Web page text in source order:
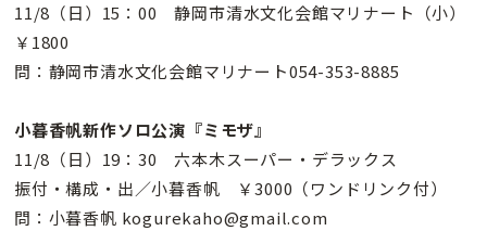
11/8（日）15：00 静岡市清水文化会館マリナート（小）
￥1800
問：静岡市清水文化会館マリナート054-353-8885
小暮香帆新作ソロ公演『ミモザ』
11/8（日）19：30 六本木スーパー・デラックス
振付・構成・出／小暮香帆 ￥3000（ワンドリンク付）
問：小暮香帆 kogurekaho@gmail.com